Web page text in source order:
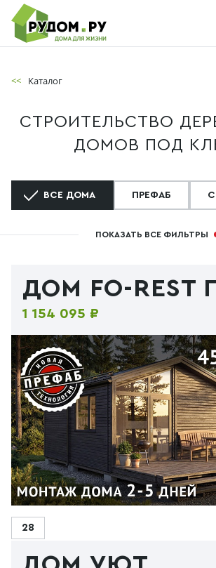
<< Каталог
СТРОИТЕЛЬСТВО
ДОМОВ ПОД
ВСЕ ДОМА ПРЕФАБ
ПОКАЗАТЬ ВСЕ ФИЛЬТРЫ
ДОМ FO-REST
1 154 095 ₽
28